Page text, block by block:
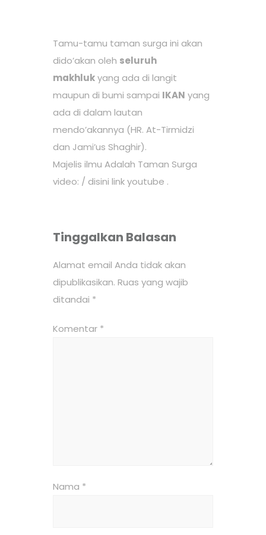
Tamu-tamu taman surga ini akan
dido’akan oleh seluruh
makhlukyang ada di langit
maupun di bumi sampai IKAN yang
ada di dalam lautan
mendo’akannya (HR. At-Tirmidzi
dan Jami’us Shaghir).
Majelis ilmu Adalah Taman Surga
video: / disini link youtube .
Tinggalkan Balasan
Alamat email Anda tidak akan
dipublikasikan. Ruas yang wajib
ditandai *
Komentar *
Nama *